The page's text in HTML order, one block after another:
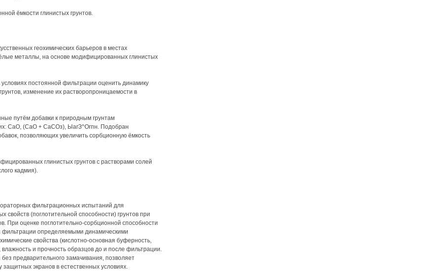
ёмкости глинистых грунтов.
геохимических барьеров в местах
металлы, на основе модифицированных глинистых
постоянной фильтрации оценить динамику
изменение их растворопроницаемости в
путём добавки к природным грунтам
СаО, (СаО + СаСОз), ЫагЗ^Огпн. Подобран
позволяющих увеличить сорбционную ёмкость
глинистых грунтов с растворами солей
кадмия).
фильтрационных испытаний для
(поглотительной способности) грунтов при
При оценке поглотительно-сорбционной способности
фильтрации определяемыми динамическими
свойства (кислотно-основная буферность,
и прочность образцов до и после фильтрации.
предварительного замачивания, позволяет
экранов в естественных условиях.